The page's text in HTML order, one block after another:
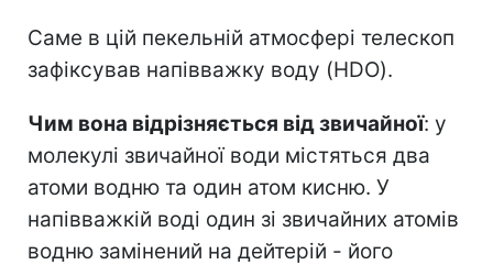
Саме в цій пекельній атмосфері телескоп
зафіксував напівважку воду (HDO).
Чим вона відрізняється від звичайної: у
молекулі звичайної води містяться два
атоми водню та один атом кисню. У
напівважкій воді один зі звичайних атомів
водню замінений на дейтерій - його